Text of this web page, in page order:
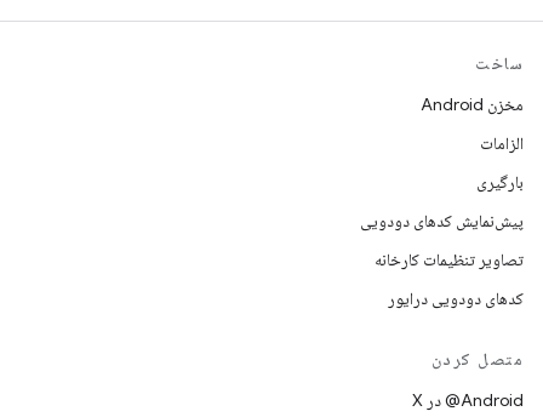
ساخت
مخزن Android
الزامات
بارگیری
پیش‌نمایش کدهای دودویی
تصاویر تنظیمات کارخانه
کدهای دودویی درایور
متصل کردن
‫‎@Android در X